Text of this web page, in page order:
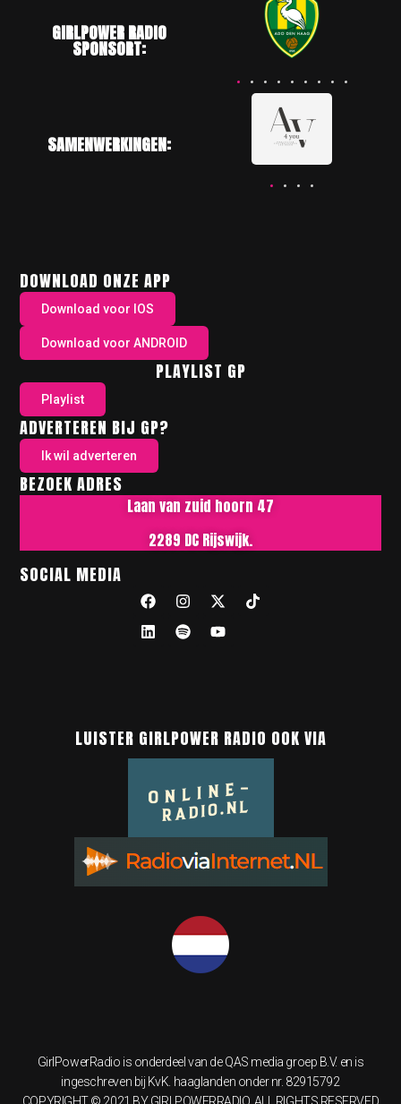
GIRLPOWER RADIO
SPONSORT:
SAMENWERKINGEN:
DOWNLOAD ONZE APP
Download voor IOS
Download voor ANDROID
PLAYLIST GP
Playlist
ADVERTEREN BIJ GP?
Ik wil adverteren
BEZOEK ADRES
Laan van zuid hoorn 47
2289 DC Rijswijk.
SOCIAL MEDIA
LUISTER GIRLPOWER RADIO OOK VIA
GirlPowerRadio is onderdeel van de QAS media groep B.V. en is
ingeschreven bij KvK. haaglanden onder nr. 82915792